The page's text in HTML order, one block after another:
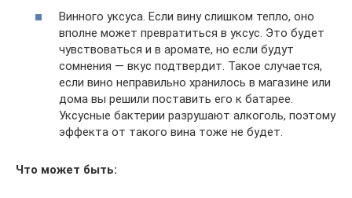
Винного уксуса. Если вину слишком тепло, оно
вполне может превратиться в уксус. Это будет
чувствоваться и в аромате, но если будут
сомнения — вкус подтвердит. Такое случается,
если вино неправильно хранилось в магазине или
дома вы решили поставить его к батарее.
Уксусные бактерии разрушают алкоголь, поэтому
эффекта от такого вина тоже не будет.
Что может быть: